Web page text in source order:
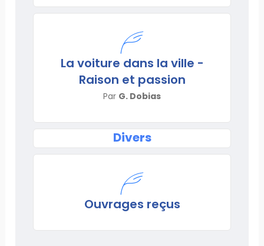
La voiture dans la ville -
Raison et passion
Par G. Dobias
Divers
Ouvrages reçus